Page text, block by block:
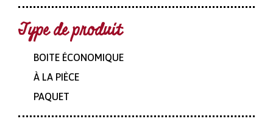
Type de produit
BOITE ÉCONOMIQUE
À LA PIÈCE
PAQUET